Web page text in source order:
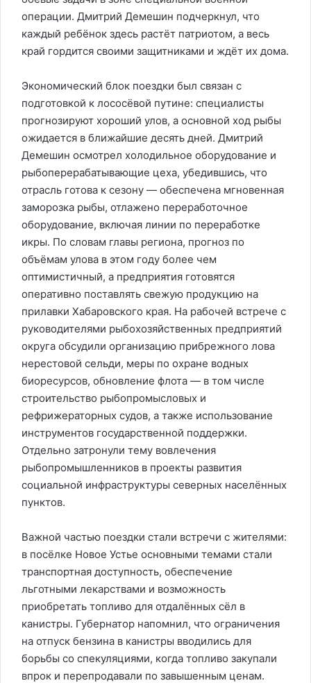
операции. Дмитрий Демешин подчеркнул, что
каждый ребёнок здесь растёт патриотом, а весь
край гордится своими защитниками и ждёт их дома.
Экономический блок поездки был связан с
подготовкой к лососёвой путине: специалисты
прогнозируют хороший улов, а основной ход рыбы
ожидается в ближайшие десять дней. Дмитрий
Демешин осмотрел холодильное оборудование и
рыбоперерабатывающие цеха, убедившись, что
отрасль готова к сезону — обеспечена мгновенная
заморозка рыбы, отлажено переработочное
оборудование, включая линии по переработке
икры. По словам главы региона, прогноз по
объёмам улова в этом году более чем
оптимистичный, а предприятия готовятся
оперативно поставлять свежую продукцию на
прилавки Хабаровского края. На рабочей встрече с
руководителями рыбохозяйственных предприятий
округа обсудили организацию прибрежного лова
нерестовой сельди, меры по охране водных
биоресурсов, обновление флота — в том числе
строительство рыбопромысловых и
рефрижераторных судов, а также использование
инструментов государственной поддержки.
Отдельно затронули тему вовлечения
рыбопромышленников в проекты развития
социальной инфраструктуры северных населённых
пунктов.
Важной частью поездки стали встречи с жителями:
в посёлке Новое Устье основными темами стали
транспортная доступность, обеспечение
льготными лекарствами и возможность
приобретать топливо для отдалённых сёл в
канистры. Губернатор напомнил, что ограничения
на отпуск бензина в канистры вводились для
борьбы со спекуляциями, когда топливо закупали
впрок и перепродавали по завышенным ценам.